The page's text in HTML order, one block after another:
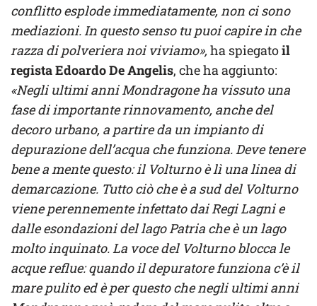
conflitto esplode immediatamente, non ci sono
mediazioni. In questo senso tu puoi capire in che
razza di polveriera noi viviamo»,ha spiegatoil
regista Edoardo De Angelis, che ha aggiunto:
«Negli ultimi anni Mondragone ha vissuto una
fase di importante rinnovamento, anche del
decoro urbano, a partire da un impianto di
depurazione dell’acqua che funziona. Deve tenere
bene a mente questo: il Volturno è lì una linea di
demarcazione. Tutto ciò che è a sud del Volturno
viene perennemente infettato dai Regi Lagni e
dalle esondazioni del lago Patria che è un lago
molto inquinato. La voce del Volturno blocca le
acque reflue: quando il depuratore funziona c’è il
mare pulito ed è per questo che negli ultimi anni